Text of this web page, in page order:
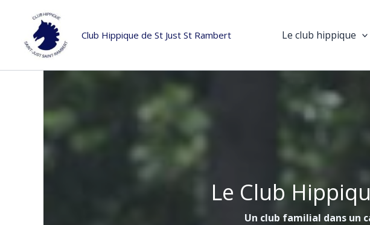
contenu
Club Hippique de St Just St Rambert Le club hippique
Le Club
Un club familial dans un